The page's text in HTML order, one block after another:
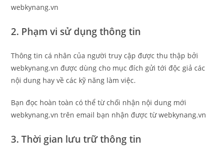
webkynang.vn
2. Phạm vi sử dụng thông tin
Thông tin cá nhân của người truy cập được thu thập bởi
webkynang.vn được dùng cho mục đích gửi tới độc giả các
nội dung hay về các kỹ năng làm việc.
Bạn đọc hoàn toàn có thể từ chối nhận nội dung mới
webkynang.vn trên email bạn nhận được từ webkynang.vn
3. Thời gian lưu trữ thông tin